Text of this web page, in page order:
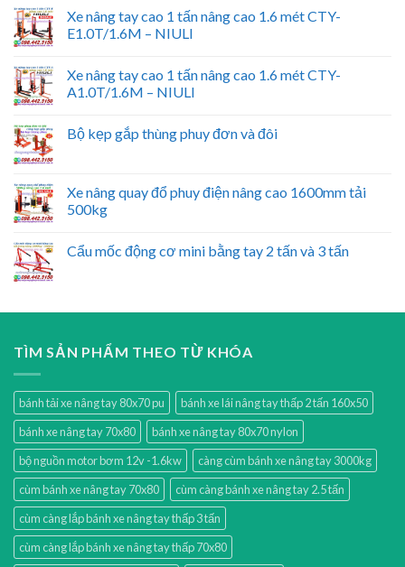
Xe nâng tay cao 1 tấn nâng cao 1.6 mét CTY-
E1.0T/1.6M – NIULI
Xe nâng tay cao 1 tấn nâng cao 1.6 mét CTY-
A1.0T/1.6M – NIULI
Bộ kẹp gắp thùng phuy đơn và đôi
Xe nâng quay đổ phuy điện nâng cao 1600mm tải
500kg
Cẩu mốc động cơ mini bằng tay 2 tấn và 3 tấn
TÌM SẢN PHẨM THEO TỪ KHÓA
bánh tải xe nâng tay 80x70 pu
bánh xe lái nâng tay thấp 2 tấn 160x50
bánh xe nâng tay 70x80
bánh xe nâng tay 80x70 nylon
bộ nguồn motor bơm 12v -1.6kw
càng cùm bánh xe nâng tay 3000kg
cùm bánh xe nâng tay 70x80
cùm càng bánh xe nâng tay 2.5 tấn
cùm càng lắp bánh xe nâng tay thấp 3 tấn
cùm càng lắp bánh xe nâng tay thấp 70x80